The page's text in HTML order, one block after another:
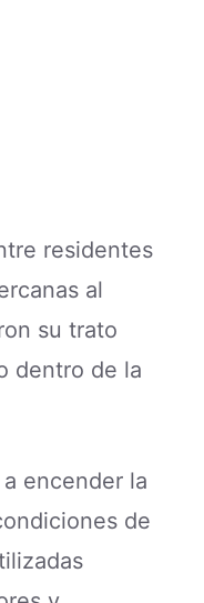
residentes
al
su trato
dentro de la
encender la
de